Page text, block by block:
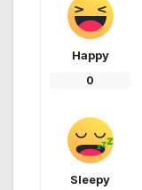
Happy
0
Sleepy